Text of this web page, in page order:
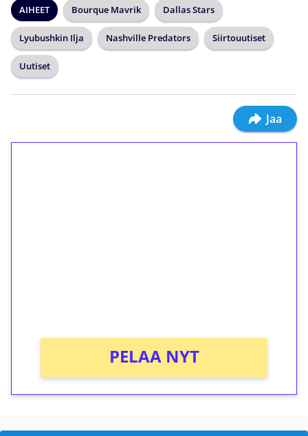
AIHEET Bourque Mavrik Dallas Stars
Lyubushkin Ilja Nashville Predators Siirtouutiset
Uutiset
Jaa
PELAA NYT